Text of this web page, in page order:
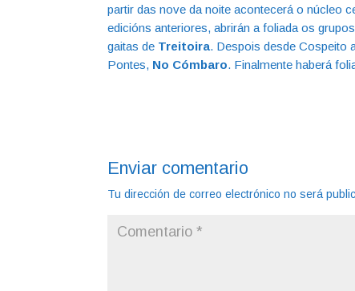
partir das nove da noite acontecerá o núcleo
edicións anteriores, abrirán a foliada os
gaitas de Treitoira. Despois desde Cospeito
Pontes, No Cómbaro. Finalmente haberá
Enviar comentario
Tu dirección de correo electrónico no será